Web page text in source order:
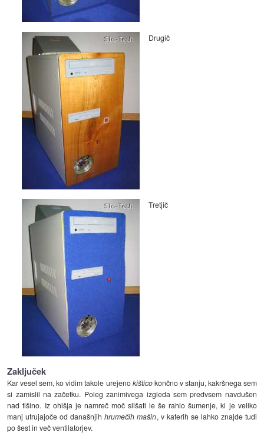
Drugič
Tretjič
Zaključek
Kar vesel sem, ko vidim takole urejenokišticokončno v stanju, kakršnega sem
si zamislil na začetku. Poleg zanimivega izgleda sem predvsem navdušen
nad tišino. Iz ohišja je namreč moč slišati le še rahlo šumenje, ki je veliko
manj utrujajoče od današnjihhrumečih mašin, v katerih se lahko znajde tudi
po šest in več ventilatorjev.